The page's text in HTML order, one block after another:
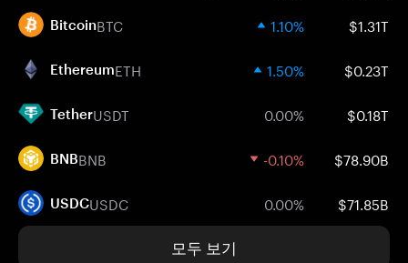
BitcoinBTC 1.10% $1.31T
EthereumETH 1.50% $0.23T
TetherUSDT 0.00% $0.18T
BNBBNB -0.10% $78.90B
USDCUSDC 0.00% $71.85B
모두 보기